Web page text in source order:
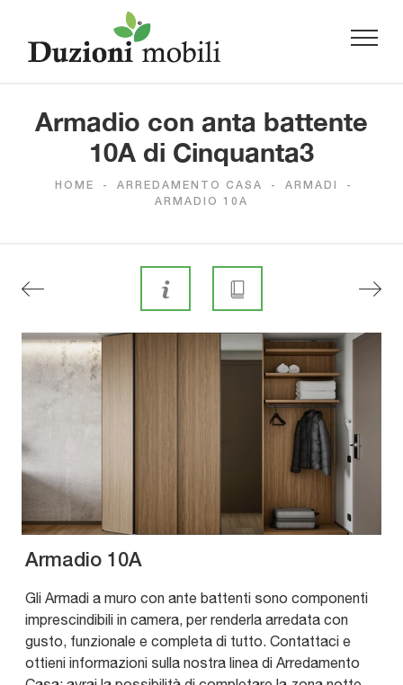
Armadio con anta battente
10A di Cinquanta3
HOME - ARREDAMENTO CASA - ARMADI
-
ARMADIO 10A
Armadio 10A
Gli Armadi a muro con ante battenti sono componenti
imprescindibili in camera, per renderla arredata con
gusto, funzionale e completa di tutto. Contattaci e
ottieni informazioni sulla nostra linea di Arredamento